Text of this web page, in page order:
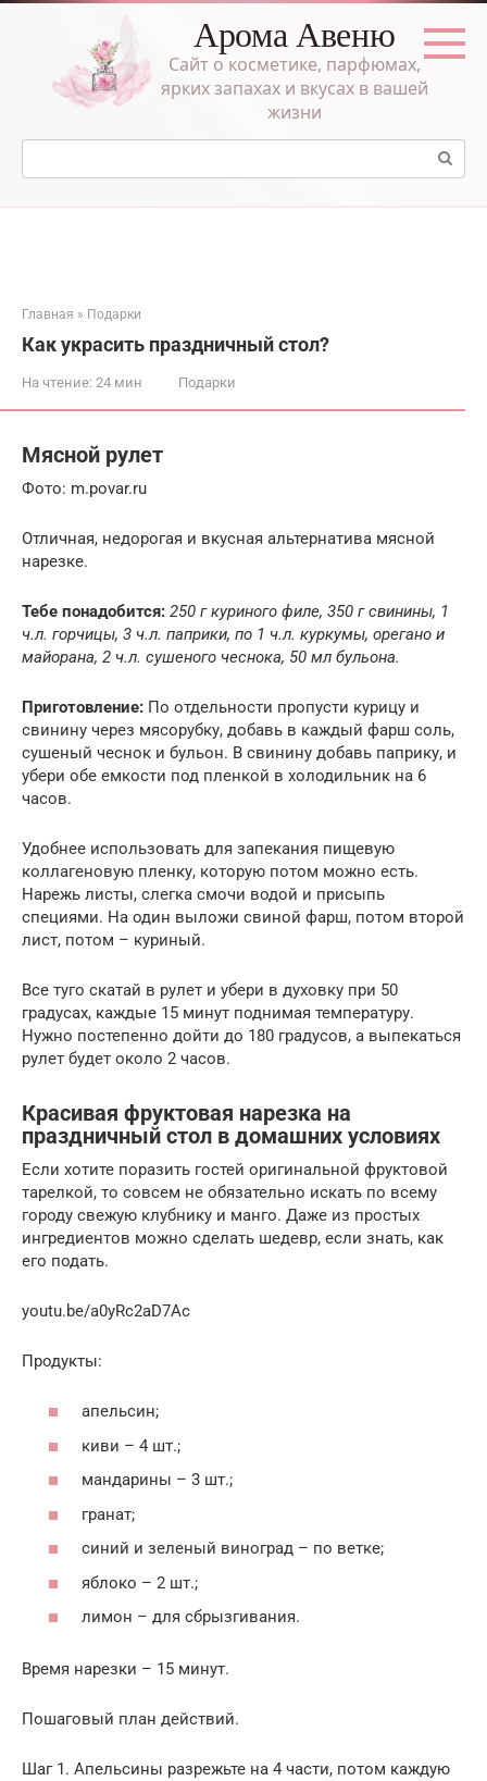
Перейти
Арома Авеню
Сайт о косметике, парфюмах,
ярких запахах и вкусах в вашей
жизни
Поиск:
Главная » Подарки
Как украсить праздничный стол?
На чтение: 24 мин Подарки
Мясной рулет
Фото: m.povar.ru
Отличная, недорогая и вкусная альтернатива мясной
нарезке.
Тебе понадобится: 250 г куриного филе, 350 г свинины, 1
ч.л. горчицы, 3 ч.л. паприки, по 1 ч.л. куркумы, орегано и
майорана, 2 ч.л. сушеного чеснока, 50 мл бульона.
Приготовление: По отдельности пропусти курицу и
свинину через мясорубку, добавь в каждый фарш соль,
сушеный чеснок и бульон. В свинину добавь паприку, и
убери обе емкости под пленкой в холодильник на 6
часов.
Удобнее использовать для запекания пищевую
коллагеновую пленку, которую потом можно есть.
Нарежь листы, слегка смочи водой и присыпь
специями. На один выложи свиной фарш, потом второй
лист, потом – куриный.
Все туго скатай в рулет и убери в духовку при 50
градусах, каждые 15 минут поднимая температуру.
Нужно постепенно дойти до 180 градусов, а выпекаться
рулет будет около 2 часов.
Красивая фруктовая нарезка на
праздничный стол в домашних условиях
Если хотите поразить гостей оригинальной фруктовой
тарелкой, то совсем не обязательно искать по всему
городу свежую клубнику и манго. Даже из простых
ингредиентов можно сделать шедевр, если знать, как
его подать.
youtu.be/a0yRc2aD7Ac
Продукты:
апельсин;
киви – 4 шт.;
мандарины – 3 шт.;
гранат;
синий и зеленый виноград – по ветке;
яблоко – 2 шт.;
лимон – для сбрызгивания.
Время нарезки – 15 минут.
Пошаговый план действий.
Шаг 1. Апельсины разрежьте на 4 части, потом каждую